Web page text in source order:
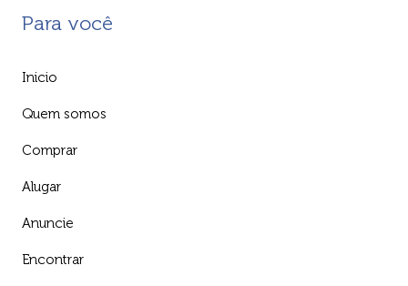
Para você
Inicio
Quem somos
Comprar
Alugar
Anuncie
Encontrar